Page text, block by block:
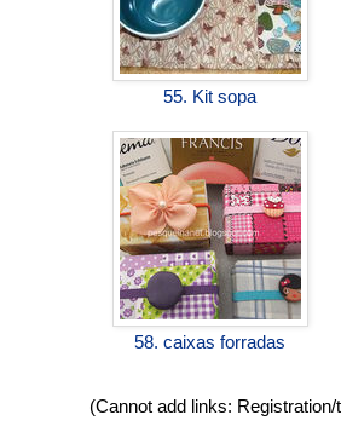
55. Kit sopa
58. caixas forradas
(Cannot add links: Registration/